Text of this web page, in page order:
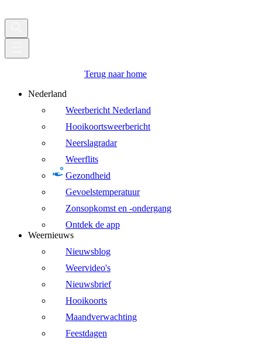
Terug naar home
Nederland
Weerbericht Nederland
Hooikoortsweerbericht
Neerslagradar
Weerflits
Gezondheid
Gevoelstemperatuur
Zonsopkomst en -ondergang
Ontdek de app
Weernieuws
Nieuwsblog
Weervideo's
Nieuwsbrief
Hooikoorts
Maandverwachting
Feestdagen